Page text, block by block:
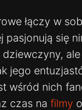
łączy w
pasjonują się
dziewczyny,
jego
wśród nich
czas na filmy o